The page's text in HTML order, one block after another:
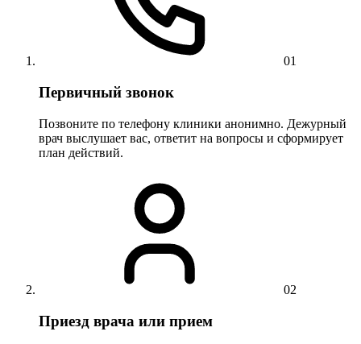
01
Первичный звонок
Позвоните по телефону клиники анонимно. Дежурный
врач выслушает вас, ответит на вопросы и сформирует
план действий.
02
Приезд врача или прием